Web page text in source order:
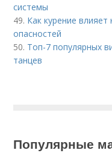
системы
49. Как курение
опасностей
50. Топ-7 популярных
танцев
Популярные